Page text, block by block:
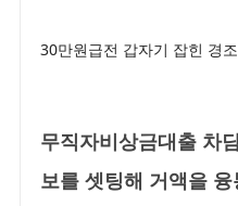
30만원급전 갑자기 잡힌 경
무직자비상금대출 차
보를 셋팅해 거액을